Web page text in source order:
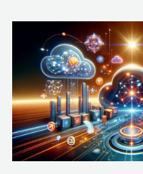
Nuvem:
Google
Cloud,
AWS
e
Azure